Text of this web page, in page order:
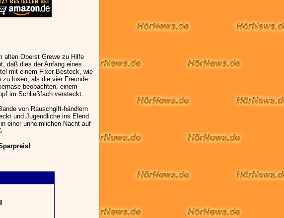
alten Oberst Grewe zu Hilfe
daß dies der Anfang eines
mit einem Fixer-Besteck, wie
zu lösen, als die vier Freunde
beobachten, einem
im Schließfach versteckt.
von Rauschgift-händlern
und Jugendliche ins Elend
einer unheimlichen Nacht auf